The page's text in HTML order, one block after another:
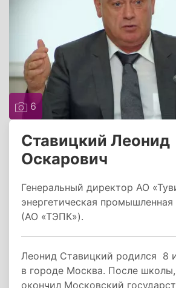
6
Ставицкий Леонид
Оскарович
Генеральный директор АО
энергетическая
(АО «ТЭПК»).
Леонид Ставицкий родился 8
в городе Москва. После
окончил Московский